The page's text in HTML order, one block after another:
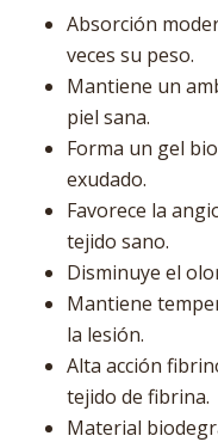
Absorción
veces su peso.
Mantiene un
piel sana.
Forma un gel
exudado.
Favorece la
tejido sano.
Disminuye el
Mantiene
la lesión.
Alta acción
tejido de fibrina.
Material